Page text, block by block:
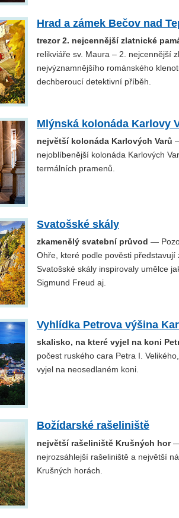
Hrad a zámek Bečov nad
trezor 2. nejcennější zlatnické
relikviáře sv. Maura – 2. nejcennější
nejvýznamnějšího románského
dechberoucí detektivní příběh.
Mlýnská kolonáda Karlovy
největší kolonáda Karlových Varů
nejoblíbenější kolonáda Karlových
termálních pramenů.
Svatošské skály
zkamenělý svatební průvod —
Ohře, které podle pověsti
Svatošské skály inspirovaly umělce
Sigmund Freud aj.
Vyhlídka Petrova výšina
skalisko, na které vyjel na koni
počest ruského cara Petra I.
vyjel na neosedlaném koni.
Božídarské rašeliniště
největší rašeliniště Krušných hor—
nejrozsáhlejší rašeliniště a největší
Krušných horách.